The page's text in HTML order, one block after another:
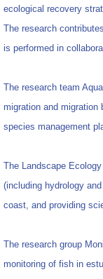
ecological recovery
The research
is performed in
The research team
migration and
species management
The Landscape
(including hydrology
coast, and providing
The research group
monitoring of fish in